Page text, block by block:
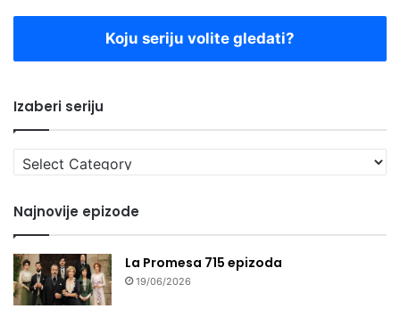
Koju seriju volite gledati?
Izaberi seriju
Izaberi
seriju
Najnovije epizode
La Promesa 715 epizoda
19/06/2026